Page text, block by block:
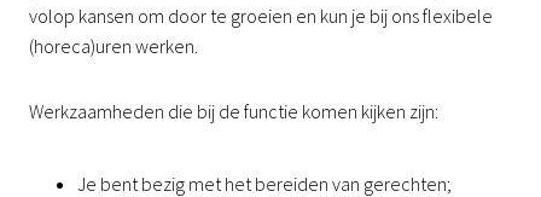
volop kansen om door te groeien en kun je bij ons flexibele
(horeca)uren werken.
Werkzaamheden die bij de functie komen kijken zijn:
Je bent bezig met het bereiden van gerechten;